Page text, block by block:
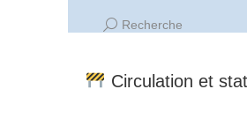
Recherche
Recherche
Circulation et